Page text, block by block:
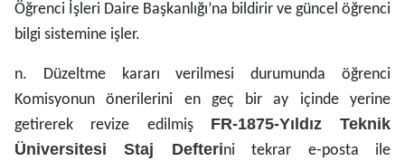
Öğrenci İşleri Daire Başkanlığı’na bildirir ve güncel öğrenci
bilgi sistemine işler.
n. Düzeltme kararı verilmesi durumunda öğrenci
Komisyonun önerilerini en geç bir ay içinde yerine
getirerek revize edilmiş FR-1875-Yıldız Teknik
Üniversitesi Staj Defterini tekrar e-posta ile